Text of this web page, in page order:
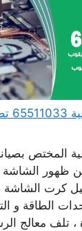
المختص
ظهور الشاشة
كرت الشاشة
الطاقة و
، تلف معالج